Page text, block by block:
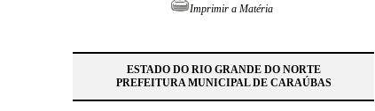
Imprimir a Matéria
ESTADO DO RIO GRANDE DO NORTE
PREFEITURA MUNICIPAL DE CARAÚBAS